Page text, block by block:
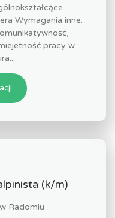
Wymagania inne:
pracy w
(k/m)
Radomiu